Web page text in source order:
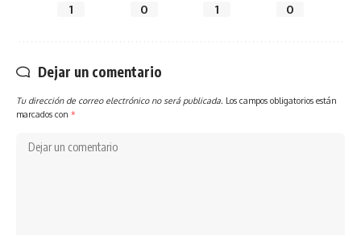
1 0 1 0
Dejar un comentario
Tu dirección de correo electrónico no será publicada. Los campos obligatorios están
marcados con *